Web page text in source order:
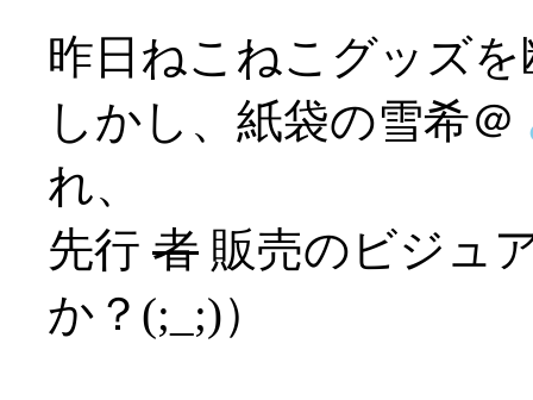
昨日ねこねこグッズ
しかし、紙袋の雪希＠
れ、
先行 者 販売のビジュ
か？(;_;)）